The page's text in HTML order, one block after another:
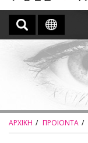
ΑΡΧΙΚΗ ΠΡΟΙΟΝΤΑ